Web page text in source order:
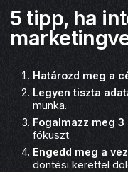
5 tipp, ha
Határozd meg a
Legyen tiszta
munka.
Fogalmazz meg
fókuszt.
Engedd meg a
döntési kerettel